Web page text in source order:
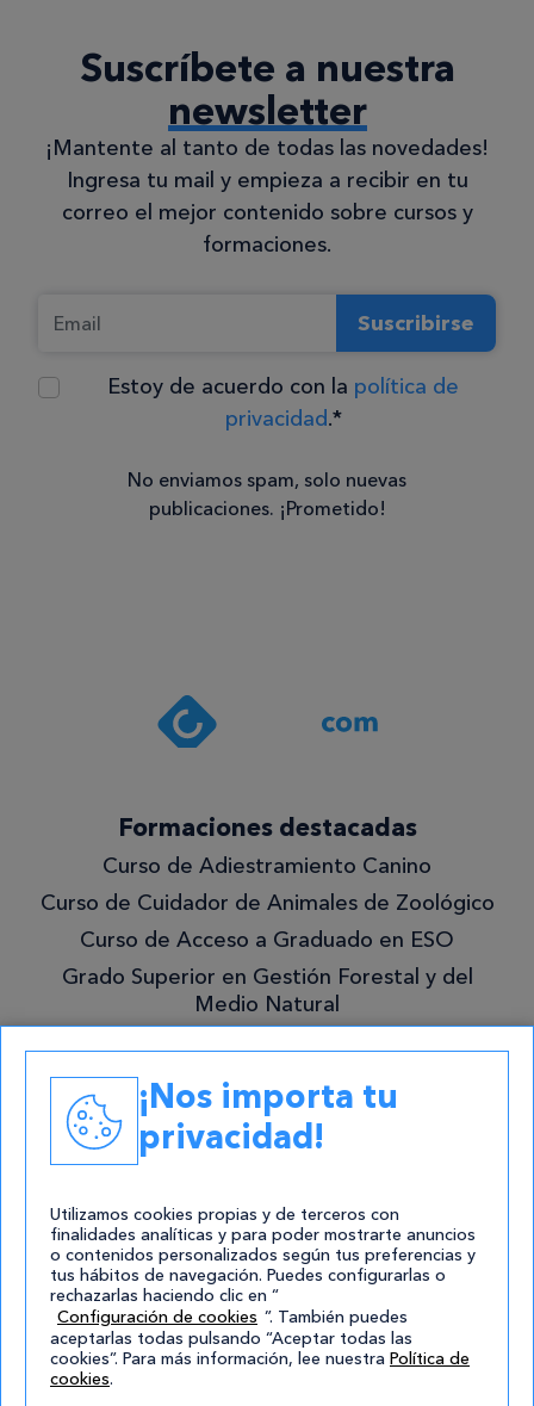
Suscríbete a nuestra
newsletter
¡Mantente al tanto de todas las novedades!
Ingresa tu mail y empieza a recibir en tu
correo el mejor contenido sobre cursos y
formaciones.
Suscribirse
Estoy de acuerdo con la política de
privacidad.*
Consentimiento
política de
privacidad .*
¡Quiero
mejor!
No enviamos spam, solo nuevas
publicaciones. ¡Prometido!
Formaciones destacadas
Curso de Adiestramiento Canino
Curso de Cuidador de Animales de Zoológico
Curso de Acceso a Graduado en ESO
Grado Superior en Gestión Forestal y del
Medio Natural
Contacto
atencion@cursos.com
Redes Sociales
¡Nos importa tu
privacidad!
Utilizamos cookies propias y de terceros con
finalidades analíticas y para poder mostrarte anuncios
o contenidos personalizados según tus preferencias y
tus hábitos de navegación. Puedes configurarlas o
rechazarlas haciendo clic en “
Configuración de cookies ”. También puedes
aceptarlas todas pulsando “Aceptar todas las
cookies”. Para más información, lee nuestra Política de
cookies.